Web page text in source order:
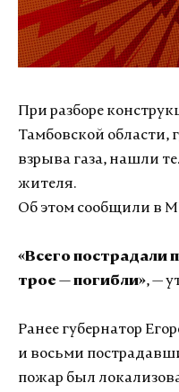
При разборе
Тамбовской области,
взрыва газа, нашли
жителя.
Об этом сообщили в
«Всего пострадали
трое — погибли», —
Ранее губернатор
и восьми
пожар был